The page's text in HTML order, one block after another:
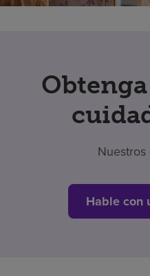
Hable con